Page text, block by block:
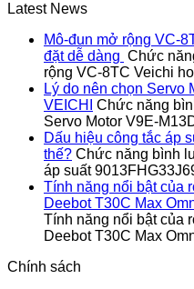
Latest News
Mô-đun mở rộng VC-
đặt dễ dàng Chức
rộng VC-8TC Veichi
Lý do nên chọn Servo
VEICHI
Chức năng
Servo Motor V9E-
Dấu hiệu công tắc áp
thế? Chức năng bình
áp suất
Tính năng nổi bật của
Deebot T30C Max
Tính năng nổi bật của
Deebot T30C Max
Chính sách